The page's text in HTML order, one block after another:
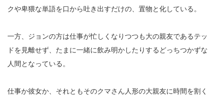
クや卑猥な単語を口から吐き出すだけの、置物と化している。
一方、ジョンの方は仕事が忙しくなりつつも大の親友であるテッ
ドを見離せず、たまに一緒に飲み明かしたりするどっちつかずな
人間となっている。
仕事か彼女か、それともそのクマさん人形の大親友に時間を割く